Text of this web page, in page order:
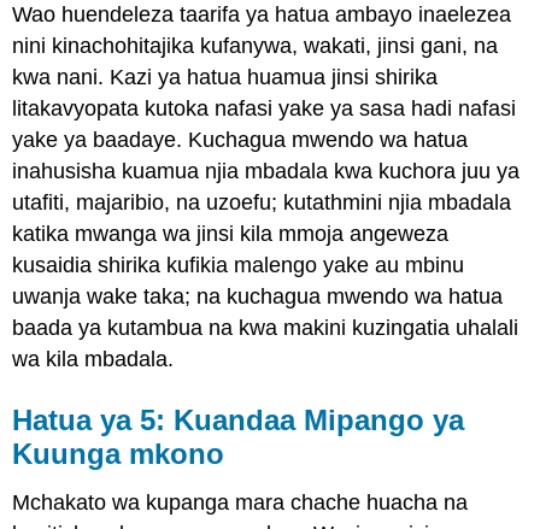
Wao huendeleza taarifa ya hatua ambayo inaelezea
nini kinachohitajika kufanywa, wakati, jinsi gani, na
kwa nani. Kazi ya hatua huamua jinsi shirika
litakavyopata kutoka nafasi yake ya sasa hadi nafasi
yake ya baadaye. Kuchagua mwendo wa hatua
inahusisha kuamua njia mbadala kwa kuchora juu ya
utafiti, majaribio, na uzoefu; kutathmini njia mbadala
katika mwanga wa jinsi kila mmoja angeweza
kusaidia shirika kufikia malengo yake au mbinu
uwanja wake taka; na kuchagua mwendo wa hatua
baada ya kutambua na kwa makini kuzingatia uhalali
wa kila mbadala.
Hatua ya 5: Kuandaa Mipango ya
Kuunga mkono
Mchakato wa kupanga mara chache huacha na